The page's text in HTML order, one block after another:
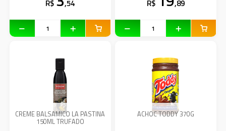
R$ ,54 R$ ,89
CREME BALSAMICO LA PASTINA
150ML TRUFADO
ACHOC TODDY 370G